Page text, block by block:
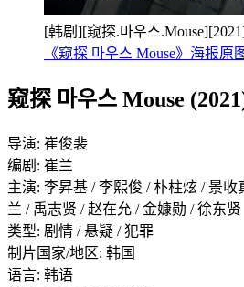
[韩剧][窥探.마우스
《窥探 마우스 Mouse》海报原
窥探 마우스 Mouse
导演: 崔俊裴
编剧: 崔兰
主演: 李昇基 / 李熙俊 / 朴柱炫 / 景收
兰 / 禹志贤 / 赵在允 / 金嫝勋 / 徐东贤
类型: 剧情 / 悬疑 / 犯罪
制片国家/地区: 韩国
语言: 韩语